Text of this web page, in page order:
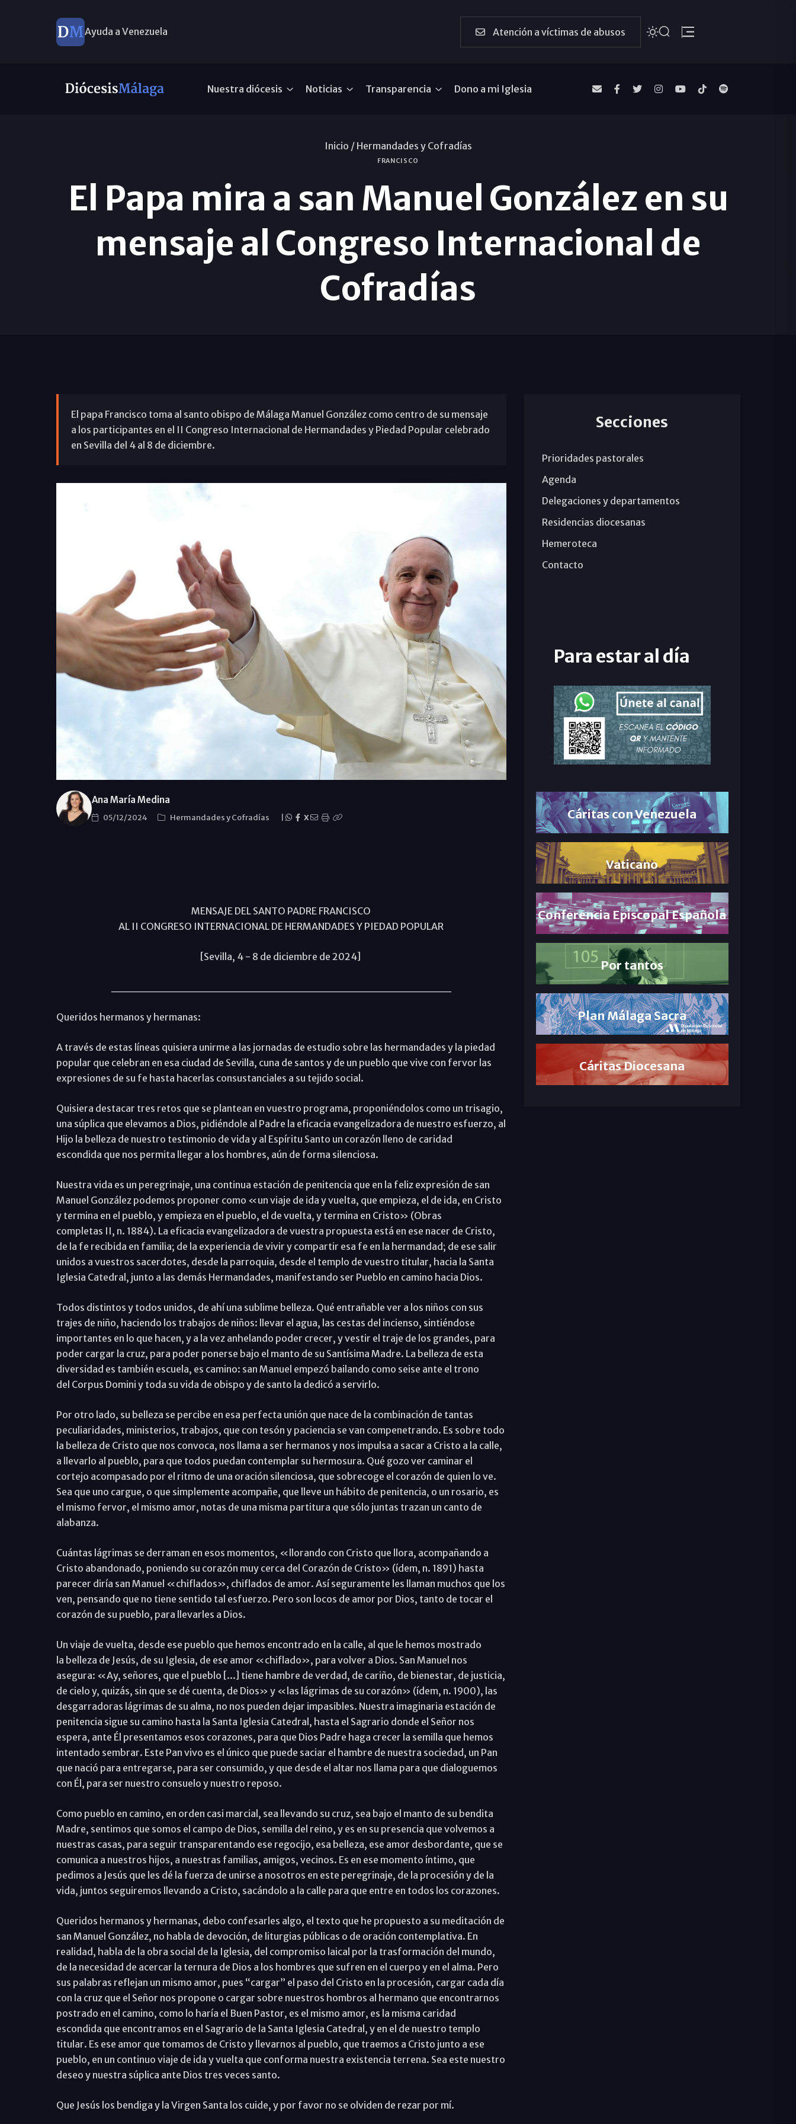
Ayuda a Venezuela Atención a víctimas de abusos
Nuestra diócesis Noticias Transparencia Dono a mi Iglesia
Inicio / Hermandades y Cofradías
FRANCISCO
El Papa mira a san Manuel González en su
mensaje al Congreso Internacional de
Cofradías
El papa Francisco toma al santo obispo de Málaga Manuel González como centro de su mensaje
a los participantes en el II Congreso Internacional de Hermandades y Piedad Popular celebrado
en Sevilla del 4 al 8 de diciembre.
Ana María Medina
05/12/2024 Hermandades y Cofradías X
MENSAJE DEL SANTO PADRE FRANCISCO
AL II CONGRESO INTERNACIONAL DE HERMANDADES Y PIEDAD POPULAR
[Sevilla, 4 - 8 de diciembre de 2024]
Queridos hermanos y hermanas:
A través de estas líneas quisiera unirme a las jornadas de estudio sobre las hermandades y la piedad
popular que celebran en esa ciudad de Sevilla, cuna de santos y de un pueblo que vive con fervor las
expresiones de su fe hasta hacerlas consustanciales a su tejido social.
Quisiera destacar tres retos que se plantean en vuestro programa, proponiéndolos como un trisagio,
una súplica que elevamos a Dios, pidiéndole al Padre la eficacia evangelizadora de nuestro esfuerzo, al
Hijo la belleza de nuestro testimonio de vida y al Espíritu Santo un corazón lleno de caridad
escondida que nos permita llegar a los hombres, aún de forma silenciosa.
Nuestra vida es un peregrinaje, una continua estación de penitencia que en la feliz expresión de san
Manuel González podemos proponer como «un viaje de ida y vuelta, que empieza, el de ida, en Cristo
y termina en el pueblo, y empieza en el pueblo, el de vuelta, y termina en Cristo» (Obras
completas II, n. 1884). La eficacia evangelizadora de vuestra propuesta está en ese nacer de Cristo,
de la fe recibida en familia; de la experiencia de vivir y compartir esa fe en la hermandad; de ese salir
unidos a vuestros sacerdotes, desde la parroquia, desde el templo de vuestro titular, hacia la Santa
Iglesia Catedral, junto a las demás Hermandades, manifestando ser Pueblo en camino hacia Dios.
Todos distintos y todos unidos, de ahí una sublime belleza. Qué entrañable ver a los niños con sus
trajes de niño, haciendo los trabajos de niños: llevar el agua, las cestas del incienso, sintiéndose
importantes en lo que hacen, y a la vez anhelando poder crecer, y vestir el traje de los grandes, para
poder cargar la cruz, para poder ponerse bajo el manto de su Santísima Madre. La belleza de esta
diversidad es también escuela, es camino: san Manuel empezó bailando como seise ante el trono
del Corpus Domini y toda su vida de obispo y de santo la dedicó a servirlo.
Por otro lado, su belleza se percibe en esa perfecta unión que nace de la combinación de tantas
peculiaridades, ministerios, trabajos, que con tesón y paciencia se van compenetrando. Es sobre todo
la belleza de Cristo que nos convoca, nos llama a ser hermanos y nos impulsa a sacar a Cristo a la calle,
a llevarlo al pueblo, para que todos puedan contemplar su hermosura. Qué gozo ver caminar el
cortejo acompasado por el ritmo de una oración silenciosa, que sobrecoge el corazón de quien lo ve.
Sea que uno cargue, o que simplemente acompañe, que lleve un hábito de penitencia, o un rosario, es
el mismo fervor, el mismo amor, notas de una misma partitura que sólo juntas trazan un canto de
alabanza.
Cuántas lágrimas se derraman en esos momentos, «llorando con Cristo que llora, acompañando a
Cristo abandonado, poniendo su corazón muy cerca del Corazón de Cristo» (ídem, n. 1891) hasta
parecer diría san Manuel «chiflados», chiflados de amor. Así seguramente les llaman muchos que los
ven, pensando que no tiene sentido tal esfuerzo. Pero son locos de amor por Dios, tanto de tocar el
corazón de su pueblo, para llevarles a Dios.
Un viaje de vuelta, desde ese pueblo que hemos encontrado en la calle, al que le hemos mostrado
la belleza de Jesús, de su Iglesia, de ese amor «chiflado», para volver a Dios. San Manuel nos
asegura: «Ay, señores, que el pueblo [...] tiene hambre de verdad, de cariño, de bienestar, de justicia,
de cielo y, quizás, sin que se dé cuenta, de Dios» y «las lágrimas de su corazón» (ídem, n. 1900), las
desgarradoras lágrimas de su alma, no nos pueden dejar impasibles. Nuestra imaginaria estación de
penitencia sigue su camino hasta la Santa Iglesia Catedral, hasta el Sagrario donde el Señor nos
espera, ante Él presentamos esos corazones, para que Dios Padre haga crecer la semilla que hemos
intentado sembrar. Este Pan vivo es el único que puede saciar el hambre de nuestra sociedad, un Pan
que nació para entregarse, para ser consumido, y que desde el altar nos llama para que dialoguemos
con Él, para ser nuestro consuelo y nuestro reposo.
Como pueblo en camino, en orden casi marcial, sea llevando su cruz, sea bajo el manto de su bendita
Madre, sentimos que somos el campo de Dios, semilla del reino, y es en su presencia que volvemos a
nuestras casas, para seguir transparentando ese regocijo, esa belleza, ese amor desbordante, que se
comunica a nuestros hijos, a nuestras familias, amigos, vecinos. Es en ese momento íntimo, que
pedimos a Jesús que les dé la fuerza de unirse a nosotros en este peregrinaje, de la procesión y de la
vida, juntos seguiremos llevando a Cristo, sacándolo a la calle para que entre en todos los corazones.
Queridos hermanos y hermanas, debo confesarles algo, el texto que he propuesto a su meditación de
san Manuel González, no habla de devoción, de liturgias públicas o de oración contemplativa. En
realidad, habla de la obra social de la Iglesia, del compromiso laical por la trasformación del mundo,
de la necesidad de acercar la ternura de Dios a los hombres que sufren en el cuerpo y en el alma. Pero
sus palabras reflejan un mismo amor, pues “cargar” el paso del Cristo en la procesión, cargar cada día
con la cruz que el Señor nos propone o cargar sobre nuestros hombros al hermano que encontrarnos
postrado en el camino, como lo haría el Buen Pastor, es el mismo amor, es la misma caridad
escondida que encontramos en el Sagrario de la Santa Iglesia Catedral, y en el de nuestro templo
titular. Es ese amor que tomamos de Cristo y llevarnos al pueblo, que traemos a Cristo junto a ese
pueblo, en un continuo viaje de ida y vuelta que conforma nuestra existencia terrena. Sea este nuestro
deseo y nuestra súplica ante Dios tres veces santo.
Que Jesús los bendiga y la Virgen Santa los cuide, y por favor no se olviden de rezar por mí.
Secciones
Prioridades pastorales
Agenda
Delegaciones y departamentos
Residencias diocesanas
Hemeroteca
Contacto
Para estar al día
Cáritas con Venezuela
Vaticano
Conferencia Episcopal Española
Por tantos
Plan Málaga Sacra
Cáritas Diocesana